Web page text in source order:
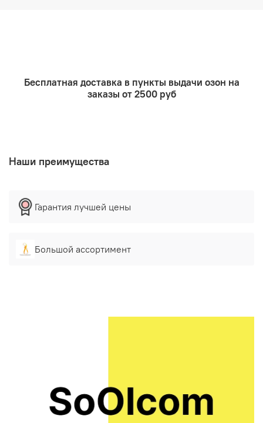
Бесплатная доставка в пункты выдачи озон на
заказы от 2500 руб
Наши преимущества
Гарантия лучшей цены
Большой ассортимент